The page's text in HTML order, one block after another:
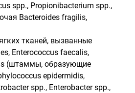
spp., Propionibacterium spp.,
Bacteroides fragilis,
тканей, вызванные
Enterococcus faecalis,
(штаммы, образующие
epidermidis,
spp., Enterobacter spp.,